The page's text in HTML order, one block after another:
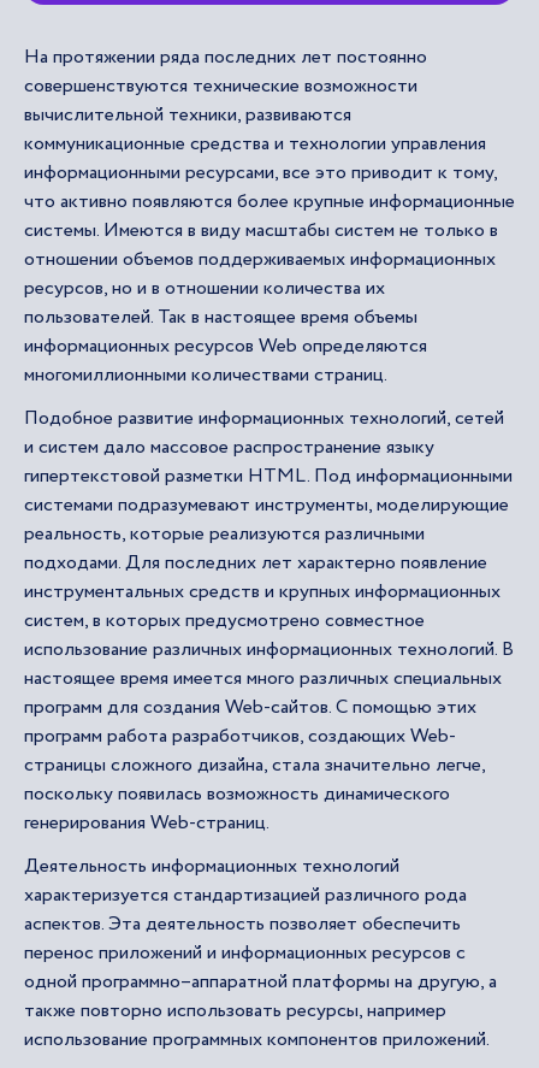
На протяжении ряда последних лет постоянно
совершенствуются технические возможности
вычислительной техники, развиваются
коммуникационные средства и технологии управления
информационными ресурсами, все это приводит к тому,
что активно появляются более крупные информационные
системы. Имеются в виду масштабы систем не только в
отношении объемов поддерживаемых информационных
ресурсов, но и в отношении количества их
пользователей. Так в настоящее время объемы
информационных ресурсов Web определяются
многомиллионными количествами страниц.
Подобное развитие информационных технологий, сетей
и систем дало массовое распространение языку
гипертекстовой разметки HTML. Под информационными
системами подразумевают инструменты, моделирующие
реальность, которые реализуются различными
подходами. Для последних лет характерно появление
инструментальных средств и крупных информационных
систем, в которых предусмотрено совместное
использование различных информационных технологий. В
настоящее время имеется много различных специальных
программ для создания Web-сайтов. С помощью этих
программ работа разработчиков, создающих Web-
страницы сложного дизайна, стала значительно легче,
поскольку появилась возможность динамического
генерирования Web-страниц.
Деятельность информационных технологий
характеризуется стандартизацией различного рода
аспектов. Эта деятельность позволяет обеспечить
перенос приложений и информационных ресурсов с
одной программно–аппаратной платформы на другую, а
также повторно использовать ресурсы, например
использование программных компонентов приложений.